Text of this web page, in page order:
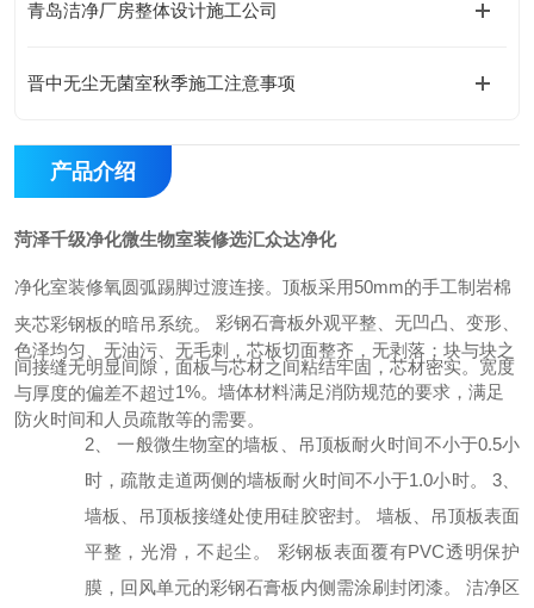
青岛洁净厂房整体设计施工公司
晋中无尘无菌室秋季施工注意事项
产品介绍
菏泽千级净化微生物室装修选汇众达净化
净化室装修氧圆弧踢脚过渡连接。顶板采用50mm的手工制岩棉
夹芯彩钢板的暗吊系统。 彩钢石膏板外观平整、无凹凸、变形、
色泽均匀、无油污、无毛刺，芯板切面整齐，无剥落；块与块之
间接缝无明显间隙，面板与芯材之间粘结牢固，芯材密实。宽度
与厚度的偏差不超过1%。墙体材料满足消防规范的要求，满足
防火时间和人员疏散等的需要。
2 一般微生物室的墙板、吊顶板耐火时间不小于0.5小
时，疏散走道两侧的墙板耐火时间不小于1.0小时。 3、
墙板、吊顶板接缝处使用硅胶密封。
墙板、吊顶板表面
平整，光滑，不起尘。
彩钢板表面覆有PVC透明保护
膜，回风单元的彩钢石膏板内侧需涂刷封闭漆。
洁净区